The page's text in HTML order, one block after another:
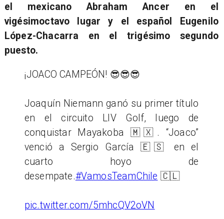
el mexicano Abraham Ancer en el
vigésimoctavo lugar y el español Eugenilo
López-Chacarra en el trigésimo segundo
puesto.
¡JOACO CAMPEÓN! 😎😎😎
Joaquín Niemann ganó su primer título
en el circuito LIV Golf, luego de
conquistar Mayakoba 🇲🇽. “Joaco”
venció a Sergio García 🇪🇸 en el
cuarto hoyo de
desempate.#VamosTeamChile 🇨🇱
pic.twitter.com/5mhcQV2oVN